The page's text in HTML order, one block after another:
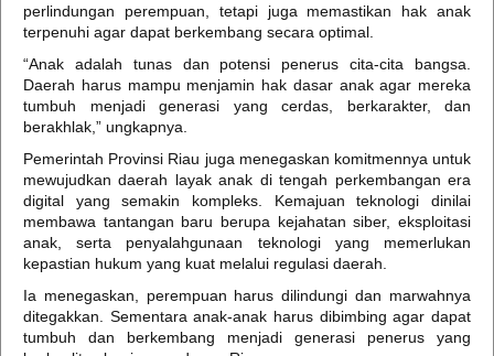
perlindungan perempuan, tetapi juga memastikan hak anak
terpenuhi agar dapat berkembang secara optimal.
“Anak adalah tunas dan potensi penerus cita-cita bangsa.
Daerah harus mampu menjamin hak dasar anak agar mereka
tumbuh menjadi generasi yang cerdas, berkarakter, dan
berakhlak,” ungkapnya.
Pemerintah Provinsi Riau juga menegaskan komitmennya untuk
mewujudkan daerah layak anak di tengah perkembangan era
digital yang semakin kompleks. Kemajuan teknologi dinilai
membawa tantangan baru berupa kejahatan siber, eksploitasi
anak, serta penyalahgunaan teknologi yang memerlukan
kepastian hukum yang kuat melalui regulasi daerah.
Ia menegaskan, perempuan harus dilindungi dan marwahnya
ditegakkan. Sementara anak-anak harus dibimbing agar dapat
tumbuh dan berkembang menjadi generasi penerus yang